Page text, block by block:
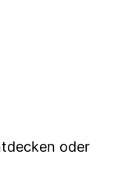
oder